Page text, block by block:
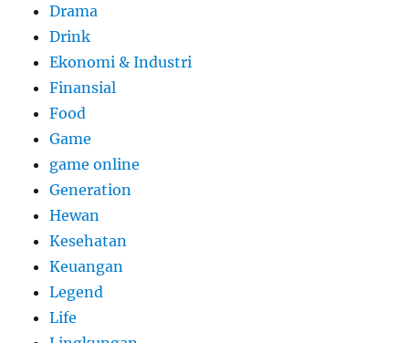
Drama
Drink
Ekonomi & Industri
Finansial
Food
Game
game online
Generation
Hewan
Kesehatan
Keuangan
Legend
Life